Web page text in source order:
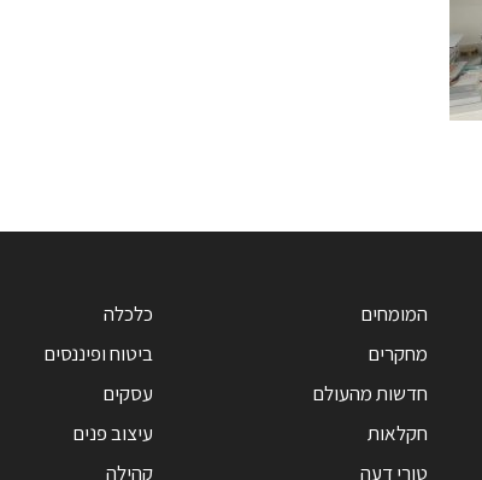
המומחים
מחקרים
חדשות מהעולם
חקלאות
טורי דעה
כלכלה
ביטוח ופיננסים
עסקים
עיצוב פנים
קהילה